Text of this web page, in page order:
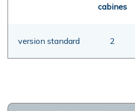
cabines
version standard 2